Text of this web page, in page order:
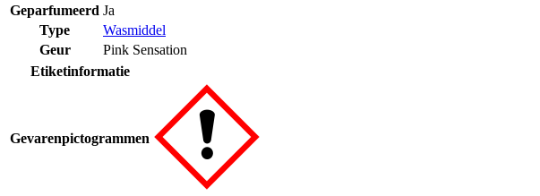
Geparfumeerd Ja
Type
Wasmiddel
Geur
Pink Sensation
Etiketinformatie
Gevarenpictogrammen